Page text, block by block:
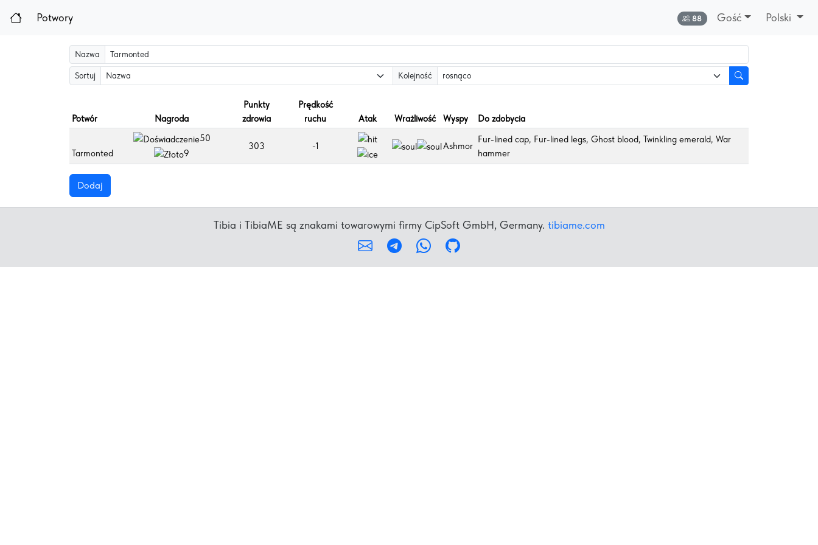
Potwory Online:
88 Gość Polski
Nazwa
Sortuj Kolejność
Potwór Nagroda
Punkty
zdrowia
Prędkość
ruchu
Atak Wrażliwość Wyspy Do zdobycia
Tarmonted
50
9
303 -1 Ashmor
Fur-lined cap, Fur-lined legs, Ghost blood, Twinkling emerald, War
hammer
Dodaj
Tibia i TibiaME są znakami towarowymi firmy CipSoft GmbH, Germany. tibiame.com